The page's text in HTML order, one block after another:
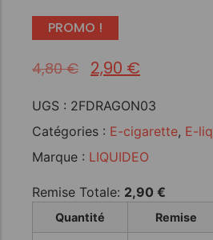
PROMO !
4,80€ 2,90 €
UGS : 2FDRAGON03
Catégories : E-cigarette, E-
Marque : LIQUIDEO
Remise Totale: 2,90 €
Quantité Remise